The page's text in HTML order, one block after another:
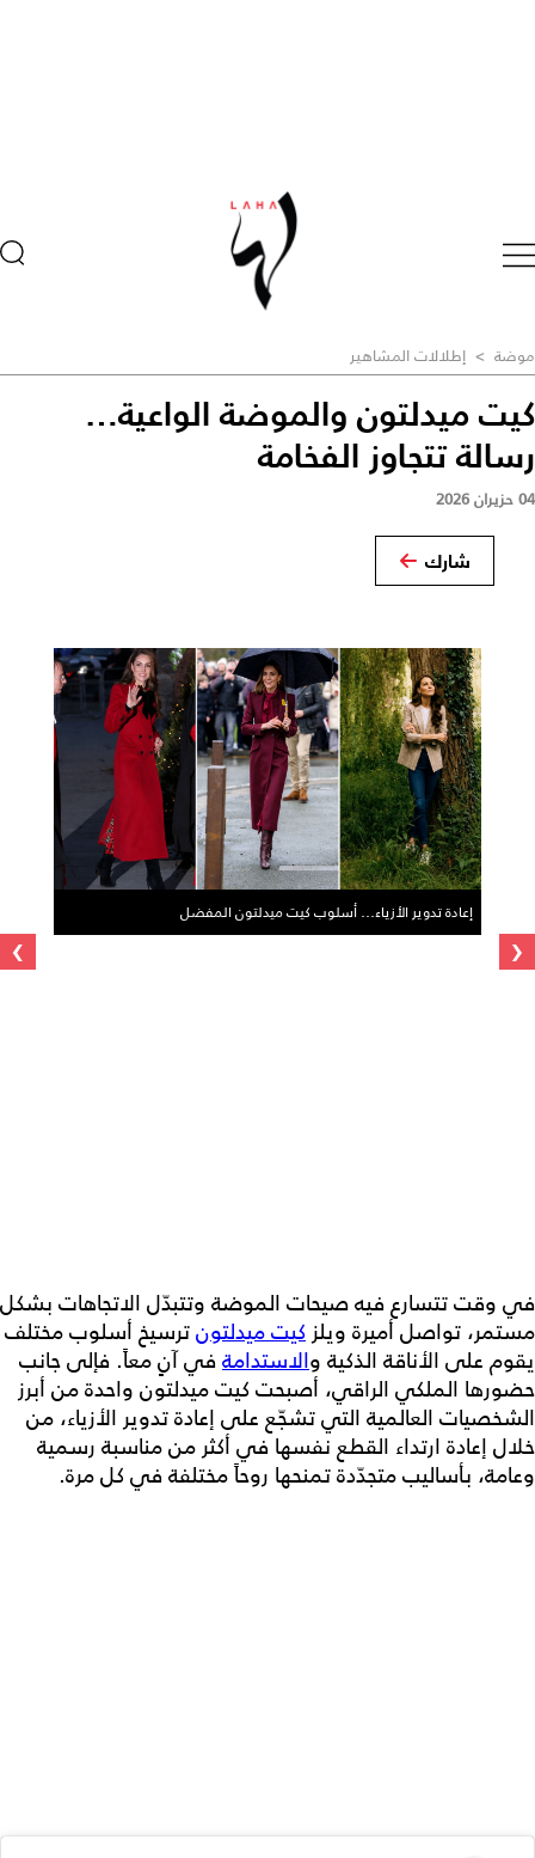
موضة > إطلالات المشاهير
كيت ميدلتون والموضة الواعية…
رسالة تتجاوز الفخامة
04 حزيران 2026
شارك
إعادة تدوير الأزياء… أسلوب كيت ميدلتون المفضل
‹
›
في وقت تتسارع فيه صيحات الموضة وتتبدّل الاتجاهات بشكل
مستمر، تواصل أميرة ويلز كيت ميدلتونترسيخ أسلوب مختلف
يقوم على الأناقة الذكية والاستدامةفي آنٍ معاً. فإلى جانب
حضورها الملكي الراقي، أصبحت كيت ميدلتون واحدة من أبرز
الشخصيات العالمية التي تشجّع على إعادة تدوير الأزياء، من
خلال إعادة ارتداء القطع نفسها في أكثر من مناسبة رسمية
وعامة، بأساليب متجدّدة تمنحها روحاً مختلفة في كل مرة.